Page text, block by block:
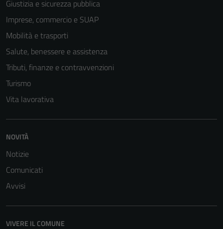
Giustizia e sicurezza pubblica
Imprese, commercio e SUAP
Mobilità e trasporti
Salute, benessere e assistenza
Tributi, finanze e contravvenzioni
Turismo
Vita lavorativa
NOVITÀ
Notizie
Comunicati
Avvisi
VIVERE IL COMUNE